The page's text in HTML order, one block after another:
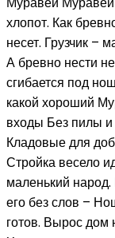
хлопот. Как
несет. Грузчик –
А бревно нести
сгибается под
какой хороший
входы Без пилы
Кладовые для
Стройка весело
маленький
его без слов –
готов. Вырос дом